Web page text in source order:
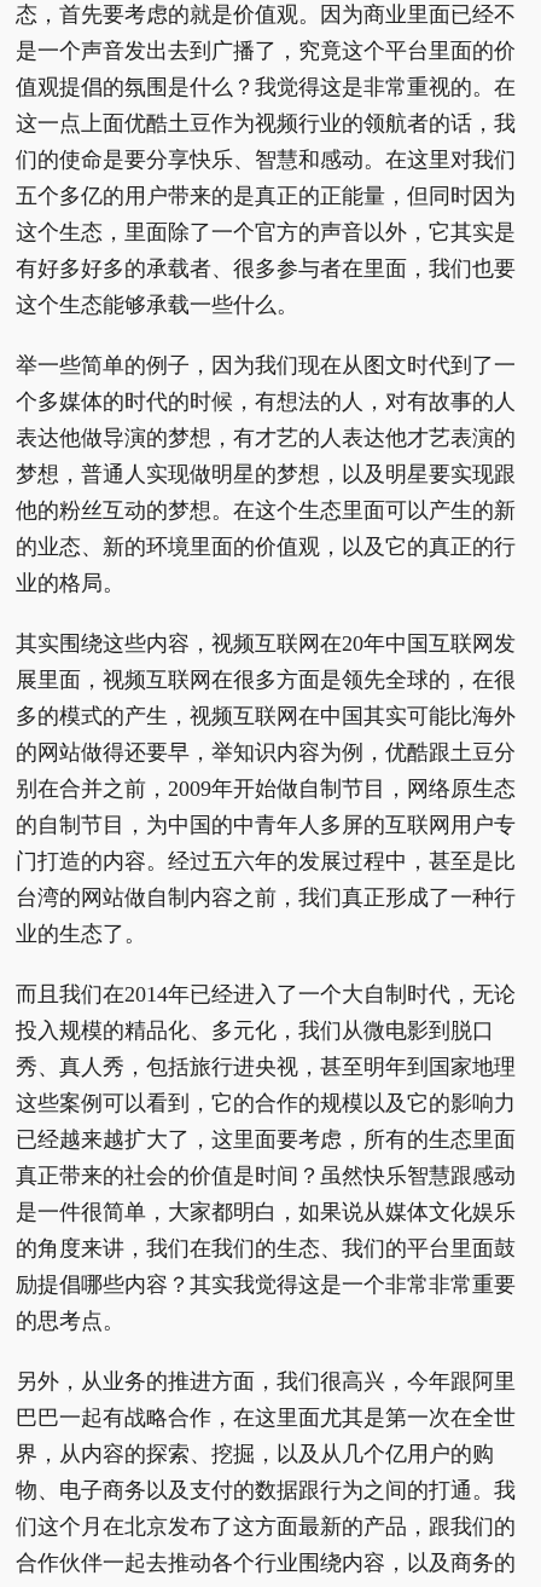
态，首先要考虑的就是价值观。因为商业里面已经不
是一个声音发出去到广播了，究竟这个平台里面的价
值观提倡的氛围是什么？我觉得这是非常重视的。在
这一点上面优酷土豆作为视频行业的领航者的话，我
们的使命是要分享快乐、智慧和感动。在这里对我们
五个多亿的用户带来的是真正的正能量，但同时因为
这个生态，里面除了一个官方的声音以外，它其实是
有好多好多的承载者、很多参与者在里面，我们也要
这个生态能够承载一些什么。
举一些简单的例子，因为我们现在从图文时代到了一
个多媒体的时代的时候，有想法的人，对有故事的人
表达他做导演的梦想，有才艺的人表达他才艺表演的
梦想，普通人实现做明星的梦想，以及明星要实现跟
他的粉丝互动的梦想。在这个生态里面可以产生的新
的业态、新的环境里面的价值观，以及它的真正的行
业的格局。
其实围绕这些内容，视频互联网在20年中国互联网发
展里面，视频互联网在很多方面是领先全球的，在很
多的模式的产生，视频互联网在中国其实可能比海外
的网站做得还要早，举知识内容为例，优酷跟土豆分
别在合并之前，2009年开始做自制节目，网络原生态
的自制节目，为中国的中青年人多屏的互联网用户专
门打造的内容。经过五六年的发展过程中，甚至是比
台湾的网站做自制内容之前，我们真正形成了一种行
业的生态了。
而且我们在2014年已经进入了一个大自制时代，无论
投入规模的精品化、多元化，我们从微电影到脱口
秀、真人秀，包括旅行进央视，甚至明年到国家地理
这些案例可以看到，它的合作的规模以及它的影响力
已经越来越扩大了，这里面要考虑，所有的生态里面
真正带来的社会的价值是时间？虽然快乐智慧跟感动
是一件很简单，大家都明白，如果说从媒体文化娱乐
的角度来讲，我们在我们的生态、我们的平台里面鼓
励提倡哪些内容？其实我觉得这是一个非常非常重要
的思考点。
另外，从业务的推进方面，我们很高兴，今年跟阿里
巴巴一起有战略合作，在这里面尤其是第一次在全世
界，从内容的探索、挖掘，以及从几个亿用户的购
物、电子商务以及支付的数据跟行为之间的打通。我
们这个月在北京发布了这方面最新的产品，跟我们的
合作伙伴一起去推动各个行业围绕内容，以及商务的